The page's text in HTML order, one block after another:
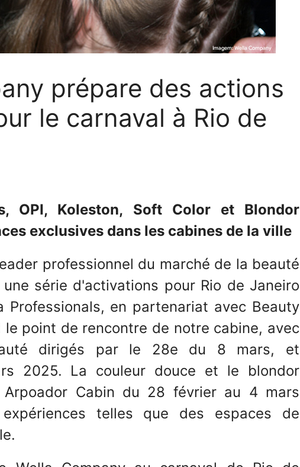
prépare des actions
le carnaval à Rio de
OPI, Koleston, Soft Color et Blondor
exclusives dans les cabines de la ville
professionnel du marché de la beauté
série d'activations pour Rio de Janeiro
Professionals, en partenariat avec Beauty
le point de rencontre de notre cabine, avec
dirigés par le 28e du 8 mars, et
2025. La couleur douce et le blondor
Cabin du 28 février au 4 mars
telles que des espaces de